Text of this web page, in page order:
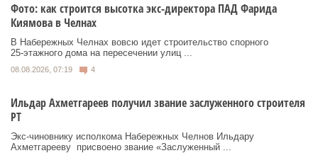
Фото: как строится высотка экс-директора ПАД Фарида
Киямова в Челнах
В Набережных Челнах вовсю идет строительство спорного
25‑этажного дома на пересечении улиц ...
08.08.2026, 07:19 4
Ильдар Ахметгареев получил звание заслуженного строителя
РТ
Экс‑чиновнику исполкома Набережных Челнов Ильдару
Ахметгарееву присвоено звание «Заслуженный ...